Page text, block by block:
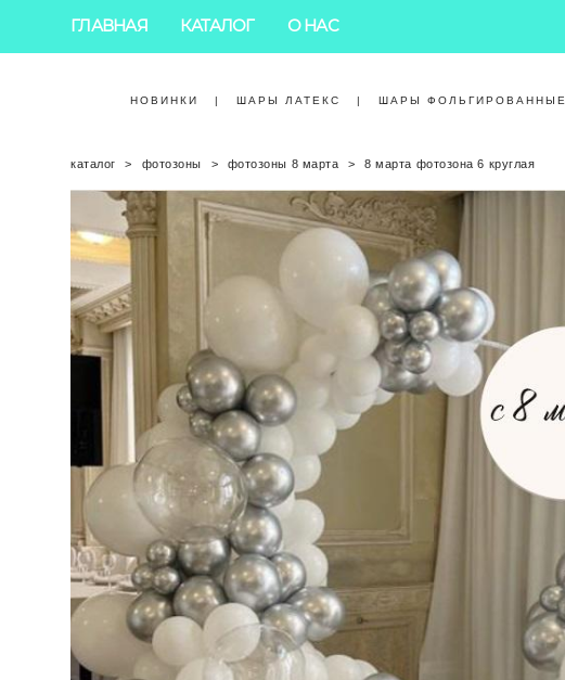
ГЛАВНАЯ КАТАЛОГ О НАС
НОВИНКИ | ШАРЫ ЛАТЕКС | ШАРЫ ФОЛЬГИРОВАННЫЕ
каталог > фотозоны > фотозоны 8 марта > 8 марта фотозона 6 круглая